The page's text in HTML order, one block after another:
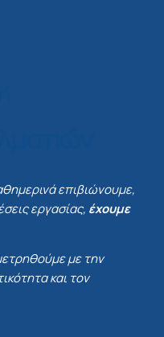
επιβιώνουμε,
εργασίας, έχουμε
με την
και τον